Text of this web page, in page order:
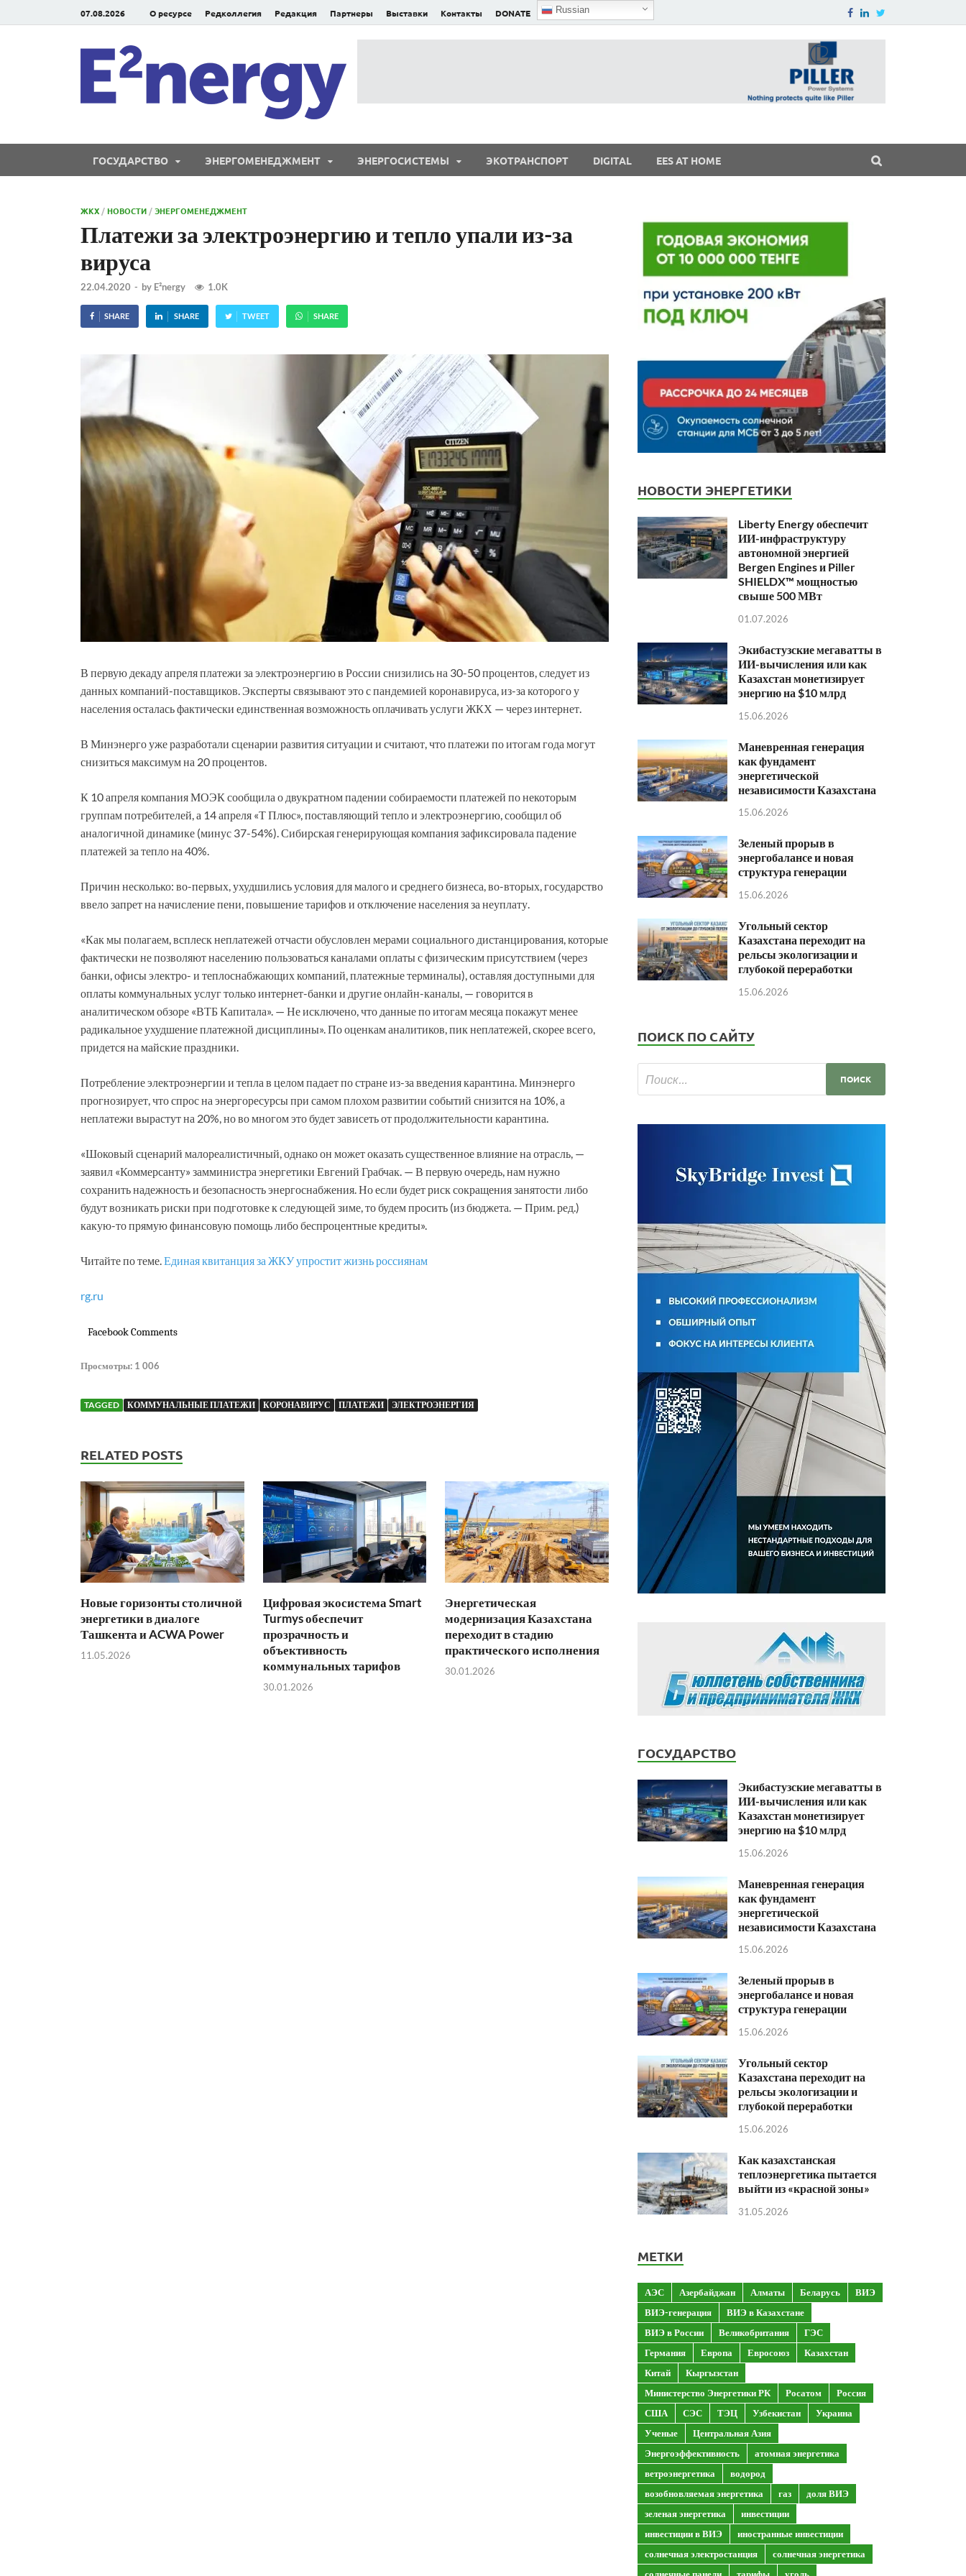
07.08.2026 О ресурсе Редколлегия Редакция Партнеры Выставки Контакты DONATE Russian
ГОСУДАРСТВО ЭНЕРГОМЕНЕДЖМЕНТ ЭНЕРГОСИСТЕМЫ ЭКОТРАНСПОРТ DIGITAL EES AT HOME
ЖКХ /НОВОСТИ /ЭНЕРГОМЕНЕДЖМЕНТ
Платежи за электроэнергию и тепло упали из-за
вируса
22.04.2020 - by E²nergy 1.0K
SHARE SHARE TWEET SHARE
В первую декаду апреля платежи за электроэнергию в России снизились на 30-50 процентов, следует из
данных компаний-поставщиков. Эксперты связывают это с пандемией коронавируса, из-за которого у
населения осталась фактически единственная возможность оплачивать услуги ЖКХ — через интернет.
В Минэнерго уже разработали сценарии развития ситуации и считают, что платежи по итогам года могут
снизиться максимум на 20 процентов.
К 10 апреля компания МОЭК сообщила о двукратном падении собираемости платежей по некоторым
группам потребителей, а 14 апреля «Т Плюс», поставляющий тепло и электроэнергию, сообщил об
аналогичной динамике (минус 37-54%). Сибирская генерирующая компания зафиксировала падение
платежей за тепло на 40%.
Причин несколько: во-первых, ухудшились условия для малого и среднего бизнеса, во-вторых, государство
ввело запрет на начисление пени, повышение тарифов и отключение населения за неуплату.
«Как мы полагаем, всплеск неплатежей отчасти обусловлен мерами социального дистанцирования, которые
фактически не позволяют населению пользоваться каналами оплаты с физическим присутствием (через
банки, офисы электро- и теплоснабжающих компаний, платежные терминалы), оставляя доступными для
оплаты коммунальных услуг только интернет-банки и другие онлайн-каналы, — говорится в
аналитическом обзоре «ВТБ Капитала». — Не исключено, что данные по итогам месяца покажут менее
радикальное ухудшение платежной дисциплины». По оценкам аналитиков, пик неплатежей, скорее всего,
придется на майские праздники.
Потребление электроэнергии и тепла в целом падает по стране из-за введения карантина. Минэнерго
прогнозирует, что спрос на энергоресурсы при самом плохом развитии событий снизится на 10%, а
неплатежи вырастут на 20%, но во многом это будет зависеть от продолжительности карантина.
«Шоковый сценарий малореалистичный, однако он может оказать существенное влияние на отрасль, —
заявил «Коммерсанту» замминистра энергетики Евгений Грабчак. — В первую очередь, нам нужно
сохранить надежность и безопасность энергоснабжения. Но если будет риск сокращения занятости либо
будут возникать риски при подготовке к следующей зиме, то будем просить (из бюджета. — Прим. ред.)
какую-то прямую финансовую помощь либо беспроцентные кредиты».
Читайте по теме.Единая квитанция за ЖКУ упростит жизнь россиянам
rg.ru
Facebook Comments
Просмотры: 1 006
TAGGED КОММУНАЛЬНЫЕ ПЛАТЕЖИ КОРОНАВИРУС ПЛАТЕЖИ ЭЛЕКТРОЭНЕРГИЯ
RELATED POSTS
Новые горизонты столичной
энергетики в диалоге
Ташкента и ACWA Power
11.05.2026
Цифровая экосистема Smart
Turmys обеспечит
прозрачность и
объективность
коммунальных тарифов
30.01.2026
Энергетическая
модернизация Казахстана
переходит в стадию
практического исполнения
30.01.2026
НОВОСТИ ЭНЕРГЕТИКИ
Liberty Energy обеспечит
ИИ-инфраструктуру
автономной энергией
Bergen Engines и Piller
SHIELDX™ мощностью
свыше 500 МВт
01.07.2026
Экибастузские мегаватты в
ИИ-вычисления или как
Казахстан монетизирует
энергию на $10 млрд
15.06.2026
Маневренная генерация
как фундамент
энергетической
независимости Казахстана
15.06.2026
Зеленый прорыв в
энергобалансе и новая
структура генерации
15.06.2026
Угольный сектор
Казахстана переходит на
рельсы экологизации и
глубокой переработки
15.06.2026
ПОИСК ПО САЙТУ
ГОСУДАРСТВО
Экибастузские мегаватты в
ИИ-вычисления или как
Казахстан монетизирует
энергию на $10 млрд
15.06.2026
Маневренная генерация
как фундамент
энергетической
независимости Казахстана
15.06.2026
Зеленый прорыв в
энергобалансе и новая
структура генерации
15.06.2026
Угольный сектор
Казахстана переходит на
рельсы экологизации и
глубокой переработки
15.06.2026
Как казахстанская
теплоэнергетика пытается
выйти из «красной зоны»
31.05.2026
МЕТКИ
АЭС Азербайджан Алматы Беларусь
ВИЭ
ВИЭ-генерация
ВИЭ в Казахстане
ВИЭ в России
Великобритания
ГЭС
Германия
Европа Евросоюз
Казахстан
Китай
Кыргызстан
Министерство Энергетики РК
Росатом
Россия
США
СЭС ТЭЦ Узбекистан
Украина
Ученые
Центральная Азия
Энергоэффективность
атомная энергетика
ветроэнергетика
водород
возобновляемая энергетика
газ
доля ВИЭ
зеленая энергетика
инвестиции
инвестиции в ВИЭ
иностранные инвестиции
солнечная электростанция
солнечная энергетика
солнечные панели
тарифы уголь